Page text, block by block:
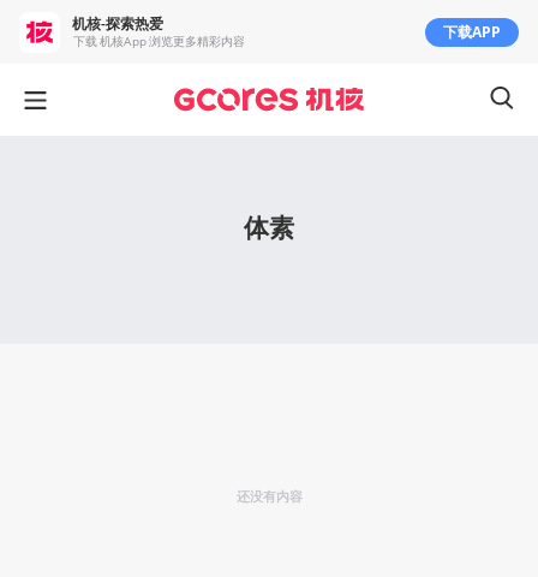
体素
还没有内容
机核-探索热爱
下载 机核App 浏览更多精彩内容 下载APP